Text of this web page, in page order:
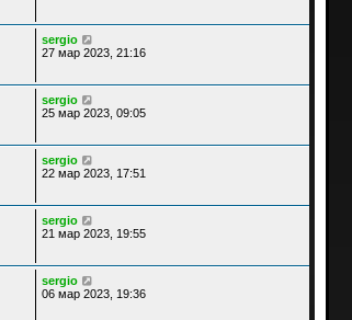
sergio
27 мар 2023, 21:16
sergio
25 мар 2023, 09:05
sergio
22 мар 2023, 17:51
sergio
21 мар 2023, 19:55
sergio
06 мар 2023, 19:36